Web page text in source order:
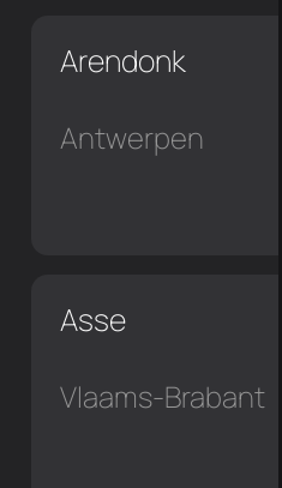
Arendonk
Antwerpen
Asse
Vlaams-Brabant